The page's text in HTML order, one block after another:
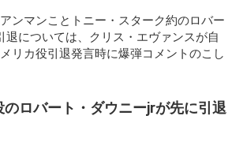
ンマンことトニー・スターク約のロバー
退については、クリス・エヴァンスが自
リカ役引退発言時に爆弾コメントのこし
のロバート・ダウニーjrが先に引退